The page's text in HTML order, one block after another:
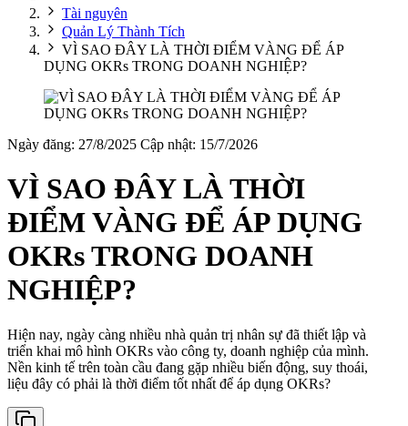
Tài nguyên
Quản Lý Thành Tích
VÌ SAO ĐÂY LÀ THỜI ĐIỂM VÀNG ĐỂ ÁP
DỤNG OKRs TRONG DOANH NGHIỆP?
Ngày đăng: 27/8/2025 Cập nhật: 15/7/2026
VÌ SAO ĐÂY LÀ THỜI
ĐIỂM VÀNG ĐỂ ÁP DỤNG
OKRs TRONG DOANH
NGHIỆP?
Hiện nay, ngày càng nhiều nhà quản trị nhân sự đã thiết lập và
triển khai mô hình OKRs vào công ty, doanh nghiệp của mình.
Nền kinh tế trên toàn cầu đang gặp nhiều biến động, suy thoái,
liệu đây có phải là thời điểm tốt nhất để áp dụng OKRs?